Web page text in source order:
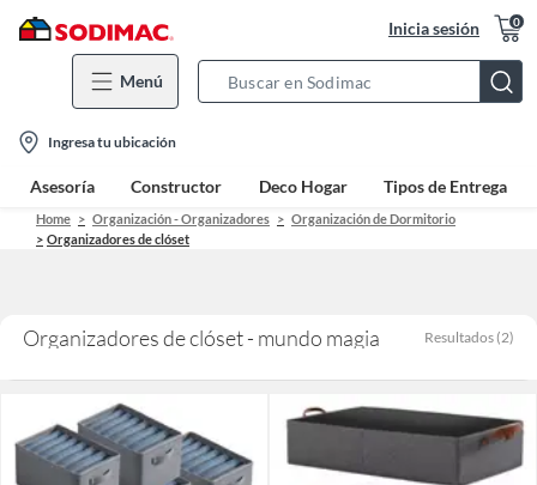
Inicia sesión 0
Menú
Bar
location-
icon
Ingresa tu ubicación
Asesoría Constructor Deco Hogar Tipos de Entrega
Home Organización - Organizadores
Organización de Dormitorio
Organizadores de clóset
Organizadores de clóset - mundo magia Resultados (2)